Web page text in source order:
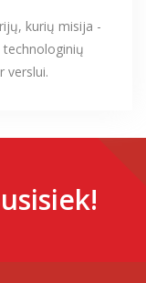
kurių misija -
verslui.